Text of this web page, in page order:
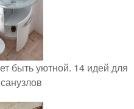
быть уютной. 14 идей для